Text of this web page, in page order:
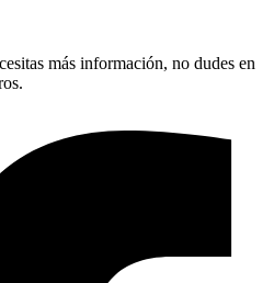
más información, no dudes en